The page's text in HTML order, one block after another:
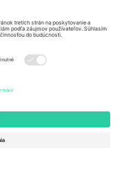
Switzerland
Arab Emirates
Dubai Silicon Oasis, DDP
A1, Office 302, Dubai,
Arab Emirates